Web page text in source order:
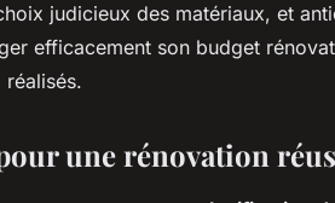
judicieux des matériaux, et
efficacement son budget
une rénovation